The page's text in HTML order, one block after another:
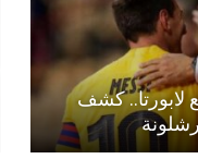
لابورتا.. كشف